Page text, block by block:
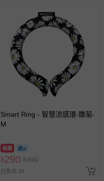
Smart Ring - 智慧涼感環-雛菊-
M
破盤
$290 $890
已售出 34